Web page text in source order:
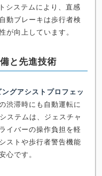
システムにより、直感
動ブレーキは歩行者検
が向上しています。
と先進技術
ングアシストプロフェッ
渋滞時にも自動運転に
ステムは、ジェスチャ
イバーの操作負担を軽
ストや歩行者警告機能
心です。